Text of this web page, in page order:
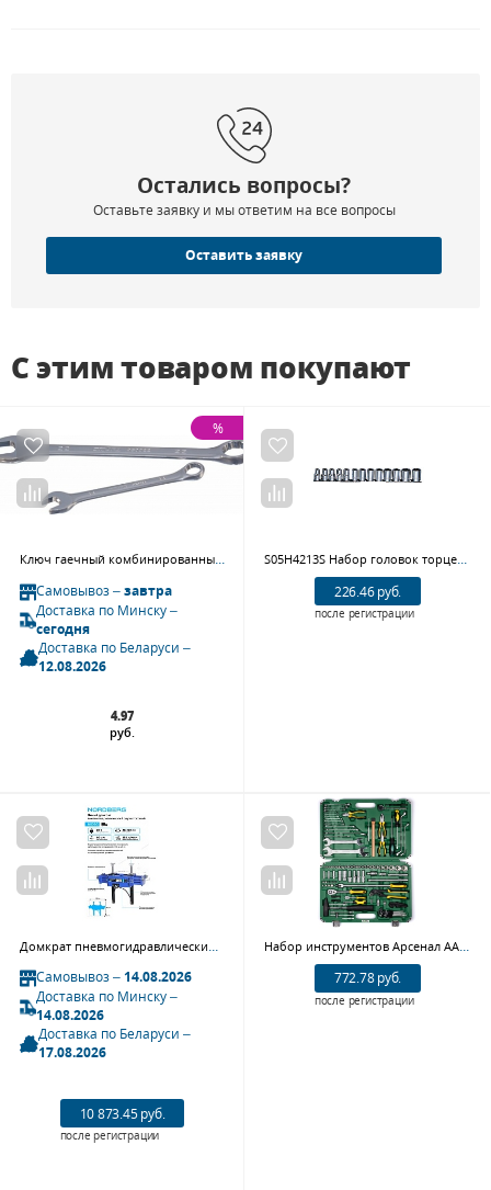
Остались вопросы?
Оставьте заявку и мы ответим на все вопросы
Оставить заявку
С этим товаром покупают
%
Ключ гаечный комбинированный 030006 , 6 мм
Самовывоз –завтра
Доставка по Минску –
сегодня
Доставка по Беларуси –
12.08.2026
4.97
руб.
S05H4213S Набор головок торцевых 12-гранных MAXI-DRIVE 1/2"DR на держателе, SAE 3/8--1-1/8", 13 предметов
226.46 руб.
после регистрации
Самовывоз –14.08.2026
Доставка по Минску –
14.08.2026
Доставка по Беларуси –
17.08.2026
10 873.45 руб.
после регистрации
772.78 руб.
после регистрации